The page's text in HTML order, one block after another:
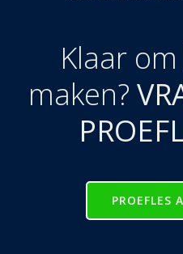
Klaar
maken?
PROEFLES